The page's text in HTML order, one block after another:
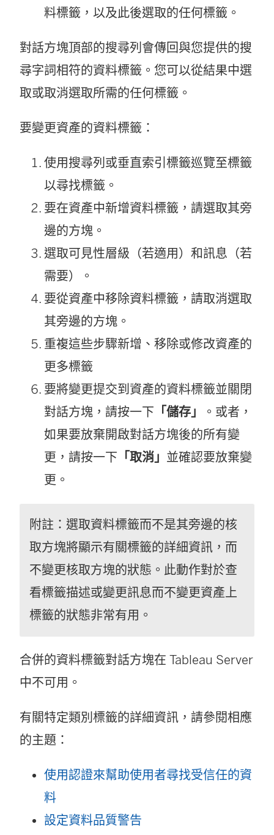
料標籤，以及此後選取的任何標籤。
對話方塊頂部的搜尋列會傳回與您提供的搜
尋字詞相符的資料標籤。您可以從結果中選
取或取消選取所需的任何標籤。
要變更資產的資料標籤：
使用搜尋列或垂直索引標籤巡覽至標籤
以尋找標籤。
要在資產中新增資料標籤，請選取其旁
邊的方塊。
選取可見性層級（若適用）和訊息（若
需要）。
要從資產中移除資料標籤，請取消選取
其旁邊的方塊。
重複這些步驟新增、移除或修改資產的
更多標籤
要將變更提交到資產的資料標籤並關閉
對話方塊，請按一下 「儲存」
。或者，
如果要放棄開啟對話方塊後的所有變
更，請按一下 「取消」 並確認要放棄變
更。
附註：選取資料標籤而不是其旁邊的核
取方塊將顯示有關標籤的詳細資訊，而
不變更核取方塊的狀態。此動作對於查
看標籤描述或變更訊息而不變更資產上
標籤的狀態非常有用。
合併的資料標籤對話方塊在 Tableau Server
中不可用。
有關特定類別標籤的詳細資訊，請參閱相應
的主題：
使用認證來幫助使用者尋找受信任的資
料
設定資料品質警告